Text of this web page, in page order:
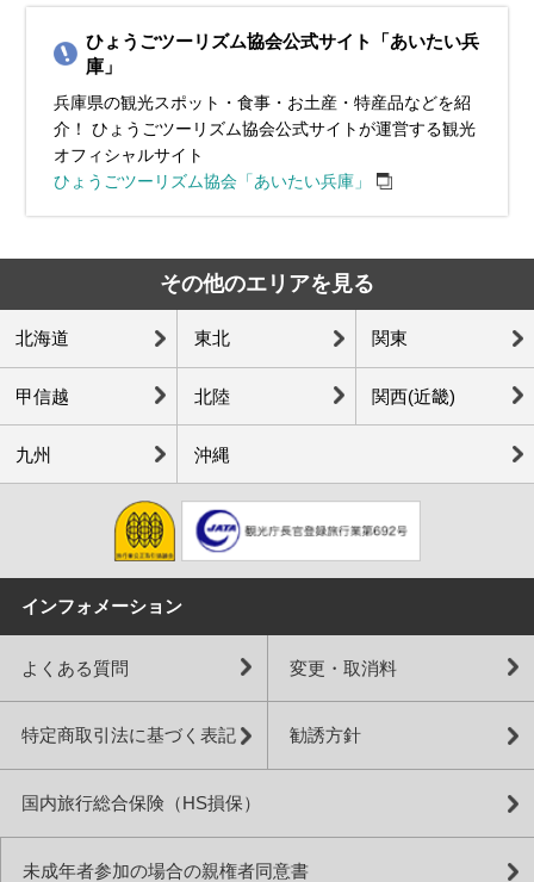
ひょうごツーリズム協会公式サイト「あいたい兵
庫」
兵庫県の観光スポット・食事・お土産・特産品などを紹
介！ ひょうごツーリズム協会公式サイトが運営する観光
オフィシャルサイト
ひょうごツーリズム協会「あいたい兵庫」
その他のエリアを見る
北海道 東北 関東
甲信越 北陸 関西(近畿)
九州 沖縄
インフォメーション
よくある質問 変更・取消料
特定商取引法に基づく表記 勧誘方針
国内旅行総合保険（HS損保）
未成年者参加の場合の親権者同意書